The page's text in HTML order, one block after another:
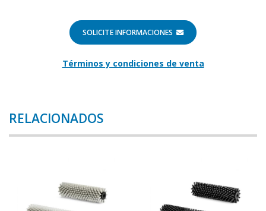
SOLICITE INFORMACIONES
Términos y condiciones de venta
RELACIONADOS